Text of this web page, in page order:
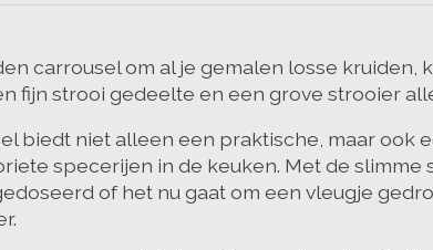
carrousel om al je gemalen losse
fijn strooi gedeelte en een grove strooier
biedt niet alleen een praktische, maar
specerijen in de keuken. Met de
of het nu gaat om een vleugje